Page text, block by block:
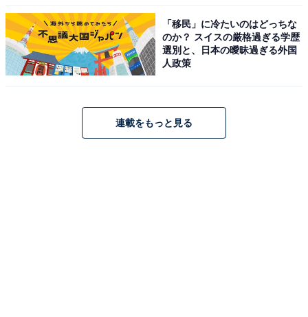
「移民」に冷たいのはどっちな
のか？ スイスの厳格過ぎる学歴
選別と、日本の曖昧過ぎる外国
人政策
連載をもっと見る